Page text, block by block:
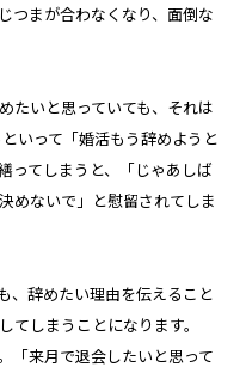
まが合わなくなり、面倒な
たいと思っていても、それは
いって「婚活もう辞めようと
ってしまうと、「じゃあしば
めないで」と慰留されてしま
、辞めたい理由を伝えること
てしまうことになります。
「来月で退会したいと思って